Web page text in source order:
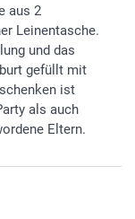
aus 2
Leinentasche.
und das
gefüllt mit
ist
als auch
Eltern.